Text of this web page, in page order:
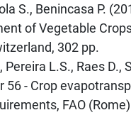
S., Benincasa P.
of Vegetable
302 pp.
Pereira L.S., Raes
56 - Crop
FAO